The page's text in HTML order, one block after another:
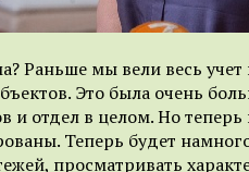
Раньше мы вели весь
Это была очень
и отдел в целом. Но теперь
Теперь будет
просматривать